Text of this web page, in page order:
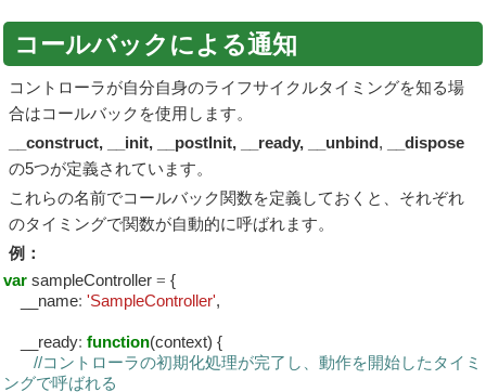
コールバックによる通知
コントローラが自分自身のライフサイクルタイミングを知る場
合はコールバックを使用します。
__construct, __init, __postInit, __ready, __unbind,
__dispose
の5つが定義されています。
これらの名前でコールバック関数を定義しておくと、それぞれ
のタイミングで関数が自動的に呼ばれます。
例：
var sampleController = {
__name: 'SampleController',
__ready: function(context) {
//コントローラの初期化処理が完了し、動作を開始したタイミ
ングで呼ばれる